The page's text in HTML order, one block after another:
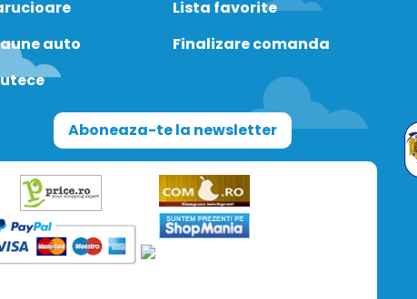
auto
Lista favorite
Finalizare comanda
Aboneaza-te la newsletter